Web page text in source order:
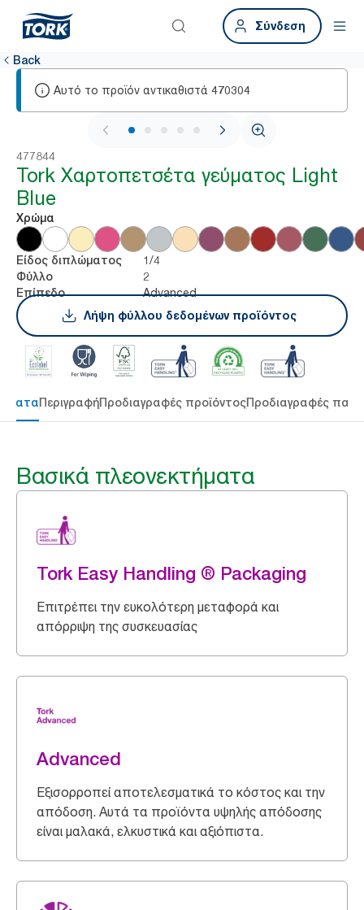
Σύνδεση
Back
Αυτό το προϊόν αντικαθιστά 470304
1 / 6
477844
Tork Χαρτοπετσέτα γεύματος Light
Blue
Χρώμα
Είδος διπλώματος 1/4
Φύλλο 2
Επίπεδο
Advanced
Λήψη φύλλου δεδομένων προϊόντος
ΠεριγραφήΠροδιαγραφές προϊόντοςΠροδιαγραφές
Βασικά πλεονεκτήματα
Tork Easy Handling ® Packaging
Επιτρέπει την ευκολότερη μεταφορά και
απόρριψη της συσκευασίας
Advanced
Εξισορροπεί αποτελεσματικά το κόστος και την
απόδοση. Αυτά τα προϊόντα υψηλής απόδοσης
είναι μαλακά, ελκυστικά και αξιόπιστα.